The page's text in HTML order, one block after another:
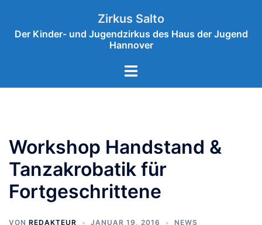
springen
Zirkus Salto
Der Kinder- und Jugendzirkus des Haus der Jugend
Hannover
Menü
Workshop Handstand &
Tanzakrobatik für
Fortgeschrittene
VON REDAKTEUR JANUAR 19, 2016 NEWS